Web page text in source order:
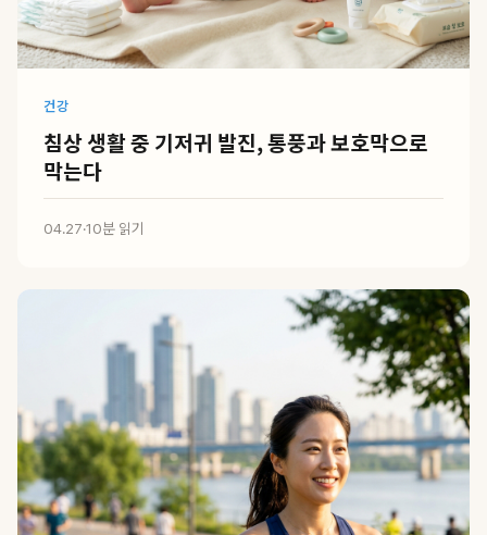
건강
침상 생활 중 기저귀 발진, 통풍과 보호막으로
막는다
04.27·10분 읽기